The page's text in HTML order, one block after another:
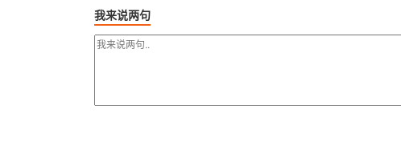
我来说两句